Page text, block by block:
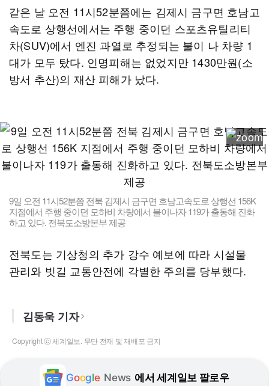
같은 날 오전 11시52분쯤에는 김제시 금구면 호남고
속도로 상행선에서는 주행 중이던 스포츠유틸리티
차(SUV)에서 엔진 과열로 추정되는 불이 나 차량 1
대가 모두 탔다. 인명피해는 없었지만 1430만원(소
방서 추산)의 재산 피해가 났다.
9일 오전 11시52분쯤 전북 김제시 금구면 호남고속도로 상행선 156K
지점에서 주행 중이던 모하비 차량에서 불이나자 119가 출동해 진화
하고 있다. 전북도소방본부 제공
전북도는 기상청의 추가 강수 예보에 따라 시설물
관리와 빗길 교통안전에 각별한 주의를 당부했다.
김동욱 기자
Copyright ⓒ 세계일보. 무단 전재 및 재배포 금지
Google News 에서 세계일보 팔로우